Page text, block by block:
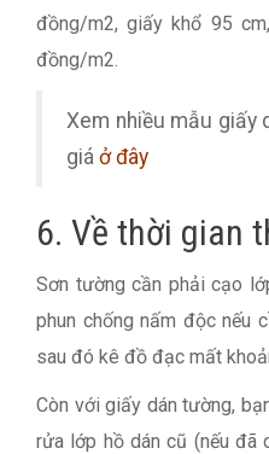
đồng/m2, giấy khổ 95
đồng/m2.
Xem nhiều mẫu giấy
giá ở đây
6. Về thời gian
Sơn tường cần phải cạo
phun chống nấm độc nếu
sau đó kê đồ đạc mất
Còn với giấy dán tường,
rửa lớp hồ dán cũ (nếu đã